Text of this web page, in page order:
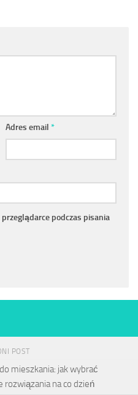
Adres email *
podczas pisania
POST
mieszkania: jak wybrać
rozwiązania na co dzień